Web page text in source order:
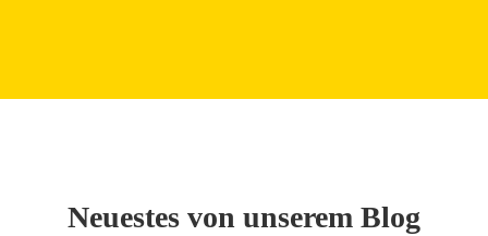
Neuestes von unserem Blog